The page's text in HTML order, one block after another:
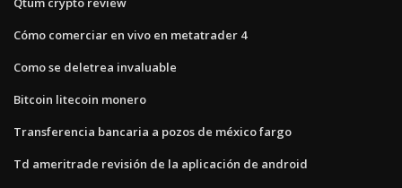
Cómo comerciar en vivo en metatrader 4
Como se deletrea invaluable
Bitcoin litecoin monero
Transferencia bancaria a pozos de méxico fargo
Td ameritrade revisión de la aplicación de android